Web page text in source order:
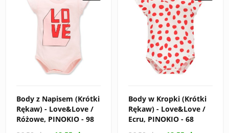
Body z Napisem (Krótki
Rękaw) - Love&Love /
Różowe, PINOKIO - 98
Body w Kropki (Krótki
Rękaw) - Love&Love /
Ecru, PINOKIO - 68